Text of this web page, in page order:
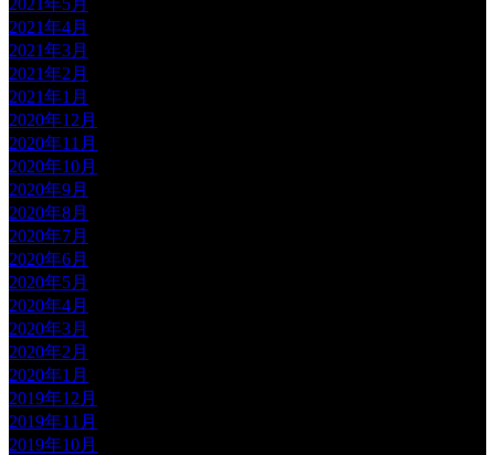
2021年4月
2021年3月
2021年2月
2021年1月
2020年12月
2020年11月
2020年10月
2020年9月
2020年8月
2020年7月
2020年6月
2020年5月
2020年4月
2020年3月
2020年2月
2020年1月
2019年12月
2019年11月
2019年10月